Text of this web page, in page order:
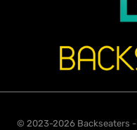
© 2023-2026 Backseaters